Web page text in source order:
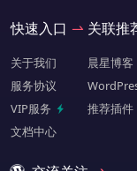
快速入口
关于我们
服务协议
VIP服务
文档中心
关联推
晨星博客
推荐插件